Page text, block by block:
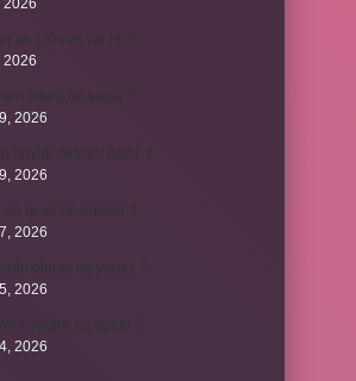
2026
2026
2026
2026
2026
2026
2026